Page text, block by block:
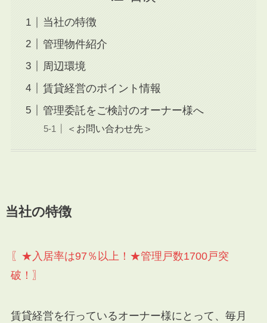
当社の特徴
管理物件紹介
周辺環境
賃貸経営のポイント情報
管理委託をご検討のオーナー様へ
＜お問い合わせ先＞
当社の特徴
〖★入居率は97％以上！★管理戸数1700戸突
破！〗
賃貸経営を行っているオーナー様にとって、毎月